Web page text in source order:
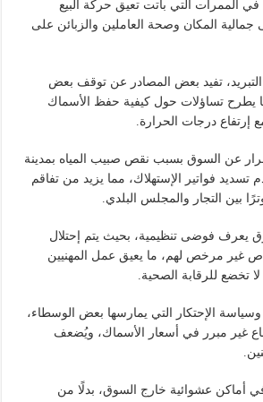
في الممرات التي باتت تعيق حركة البيع
جمالية المكان وصحة العاملين والزبائن على
تفيد بعض المصادر عن توقف بعض
يطرح تساؤلات حول كيفية حفظ الأسماك
إرتفاع درجات الحرارة.
عن السوق بسبب نقص صبيب المياه بمدينة
فواتير الإستهلاك، مما يزيد من تفاقم
بين التجار والمجلس البلدي.
يعرف فوضى تنظيمية، بحيث يتم إحتلال
مرخص لهم، ما يعيق عمل المهنيين
تخضع للرقابة الصحية.
الإحتكار التي يمارسها بعض الوسطاء،
غير مبرر في أسعار الأسماك، ويُضعف
أماكن عشوائية خارج السوق، بدلًا من